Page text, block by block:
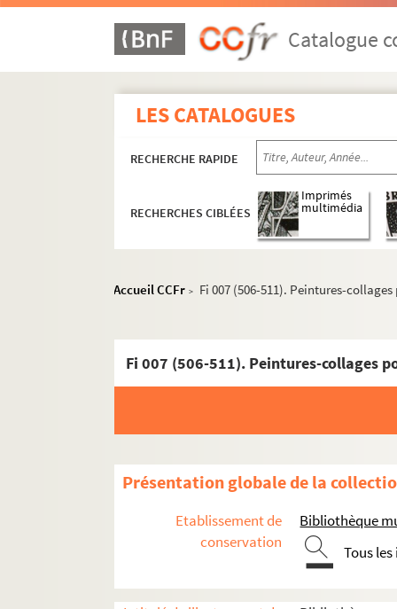
Catalogue
LES CATALOGUES
RECHERCHE RAPIDE
RECHERCHES CIBLÉES
Imprimés
multimédia
Accueil CCFr > Fi 007 (506-511). Peintures-
Fi 007 (506-511). Peintures-collages
Présentation globale de la
Etablissement de
conservation
Bibliothèque
Tous